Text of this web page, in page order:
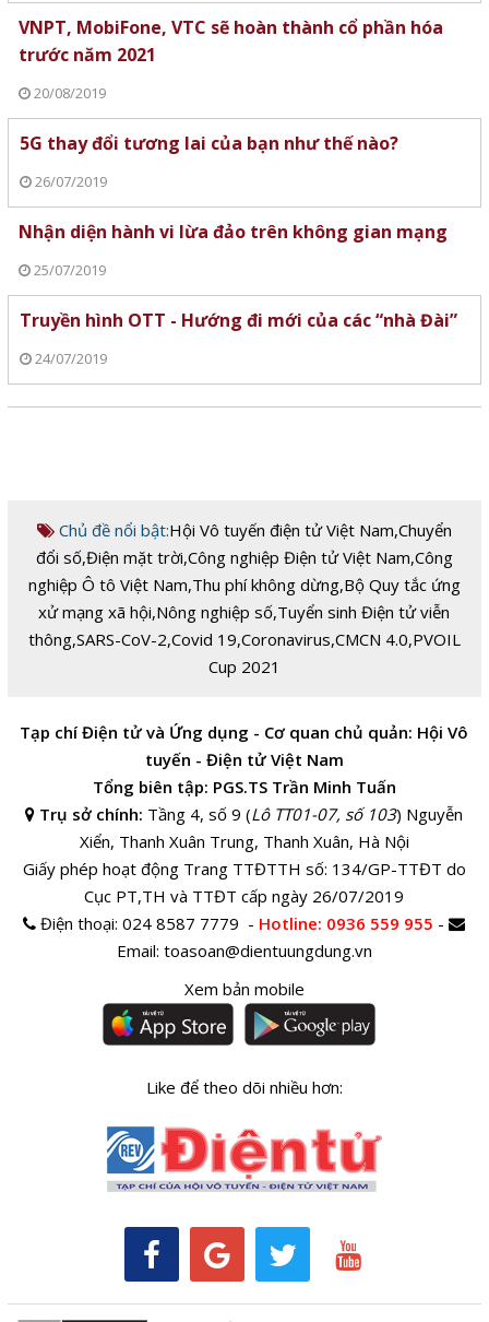
VNPT, MobiFone, VTC sẽ hoàn thành cổ phần hóa
trước năm 2021
20/08/2019
5G thay đổi tương lai của bạn như thế nào?
26/07/2019
Nhận diện hành vi lừa đảo trên không gian mạng
25/07/2019
Truyền hình OTT - Hướng đi mới của các “nhà Đài”
24/07/2019
Chủ đề nổi bật:Hội Vô tuyến điện tử Việt Nam,Chuyển
đổi số,Điện mặt trời,Công nghiệp Điện tử Việt Nam,Công
nghiệp Ô tô Việt Nam,Thu phí không dừng,Bộ Quy tắc ứng
xử mạng xã hội,Nông nghiệp số,Tuyển sinh Điện tử viễn
thông,SARS-CoV-2,Covid 19,Coronavirus,CMCN 4.0,PVOIL
Cup 2021
Tạp chí Điện tử và Ứng dụng - Cơ quan chủ quản: Hội Vô
tuyến - Điện tử Việt Nam
Tổng biên tập: PGS.TS Trần Minh Tuấn
Trụ sở chính: Tầng 4, số 9 (Lô TT01-07, số 103) Nguyễn
Xiển, Thanh Xuân Trung, Thanh Xuân, Hà Nội
Giấy phép hoạt động Trang TTĐTTH số: 134/GP-TTĐT do
Cục PT,TH và TTĐT cấp ngày 26/07/2019
Điện thoại:024 8587 7779 - Hotline: 0936 559 955 -
Email: toasoan@dientuungdung.vn
Xem bản mobile
Like để theo dõi nhiều hơn: